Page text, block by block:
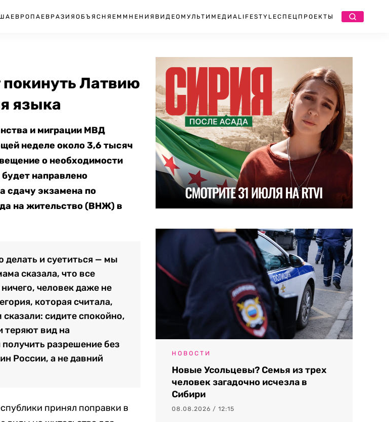
ЕВРОПА ЕВРАЗИЯ ОБЪЯСНЯЕМ МНЕНИЯ ВИДЕО МУЛЬТИМЕДИА LIFESTYLEСПЕЦПРОЕКТЫ
Латвию
языка
и миграции МВД
неделе около 3,6 тысяч
о необходимости
направлено
сдачу экзамена по
на жительство (ВНЖ) в
делать и суетиться — мы
сказала, что все
человек даже не
которая считала,
сидите спокойно,
теряют вид на
разрешение без
России, а не давний
принял поправки в
НОВОСТИ
Новые Усольцевы? Семья из трех
человек загадочно исчезла в
Сибири
08.08.2026 / 12:15